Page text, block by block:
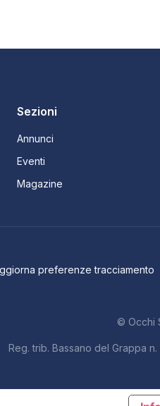
Sezioni
Annunci
Eventi
Magazine
preferenze tracciamento
© Occhi
Reg. trib. Bassano del Grappa